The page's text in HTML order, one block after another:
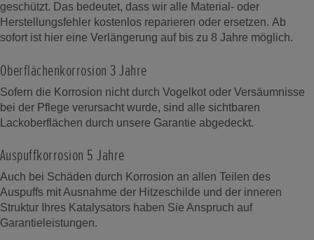
geschützt. Das bedeutet, dass wir alle Material- oder
Herstellungsfehler kostenlos reparieren oder ersetzen. Ab
sofort ist hier eine Verlängerung auf bis zu 8 Jahre möglich.
Oberflächenkorrosion 3 Jahre
Sofern die Korrosion nicht durch Vogelkot oder Versäumnisse
bei der Pflege verursacht wurde, sind alle sichtbaren
Lackoberflächen durch unsere Garantie abgedeckt.
Auspuffkorrosion 5 Jahre
Auch bei Schäden durch Korrosion an allen Teilen des
Auspuffs mit Ausnahme der Hitzeschilde und der inneren
Struktur Ihres Katalysators haben Sie Anspruch auf
Garantieleistungen.